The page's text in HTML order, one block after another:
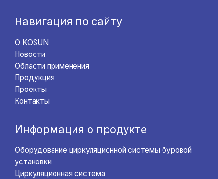
Навигация по сайту
О KOSUN
Новости
Области применения
Продукция
Проекты
Контакты
Информация о продукте
Оборудование циркуляционной системы буровой
установки
Циркуляционная система